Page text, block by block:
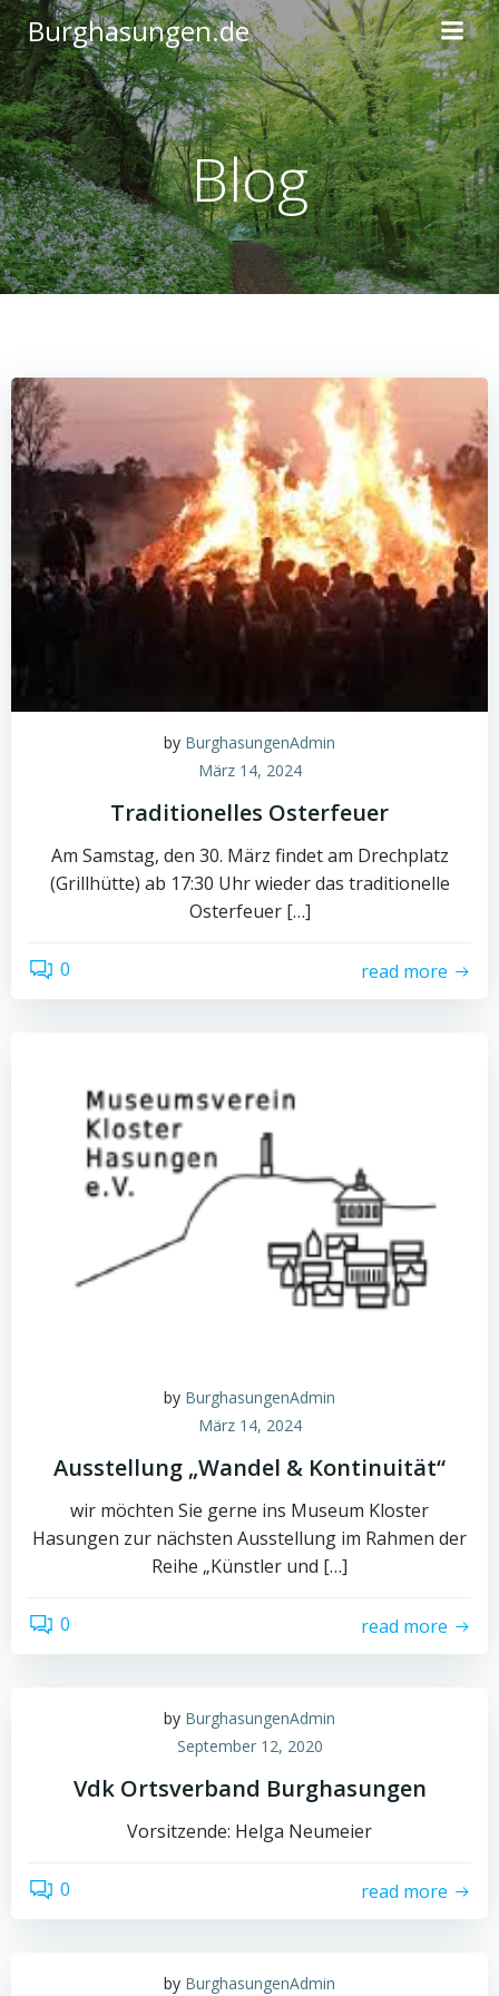
Zum
Inhalt
springen
Burghasungen.de
Blog
by BurghasungenAdmin
März 14, 2024
Traditionelles Osterfeuer
Am Samstag, den 30. März findet am Drechplatz
(Grillhütte) ab 17:30 Uhr wieder das traditionelle
Osterfeuer […]
0 read more
by BurghasungenAdmin
März 14, 2024
Ausstellung „Wandel & Kontinuität“
wir möchten Sie gerne ins Museum Kloster
Hasungen zur nächsten Ausstellung im Rahmen der
Reihe „Künstler und […]
0 read more
by BurghasungenAdmin
September 12, 2020
Vdk Ortsverband Burghasungen
Vorsitzende: Helga Neumeier
0 read more
by BurghasungenAdmin